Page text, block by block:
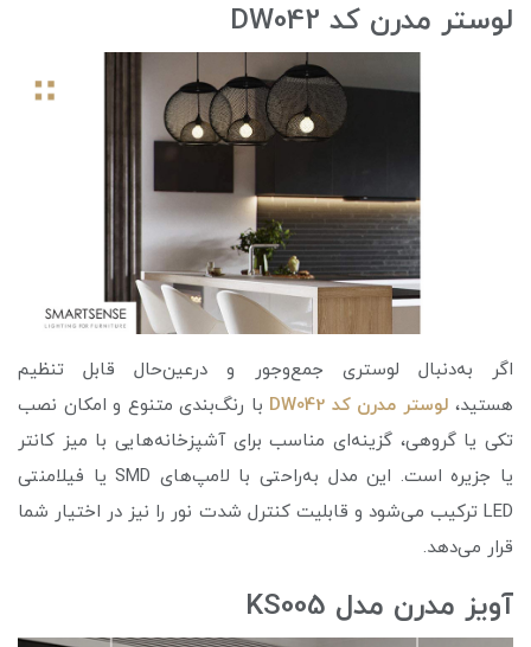
لوستر مدرن کد DW042
اگر به‌دنبال لوستری جمع‌وجور و درعین‌حال قابل تنظیم
هستید، لوستر مدرن کد DW042
با رنگ‌بندی متنوع و امکان نصب
تکی یا گروهی، گزینه‌ای مناسب برای آشپزخانه‌هایی با میز کانتر
یا جزیره است. این مدل به‌راحتی با لامپ‌های SMD یا فیلامنتی
LED ترکیب می‌شود و قابلیت کنترل شدت نور را نیز در اختیار شما
قرار می‌دهد.
آویز مدرن مدل KS005